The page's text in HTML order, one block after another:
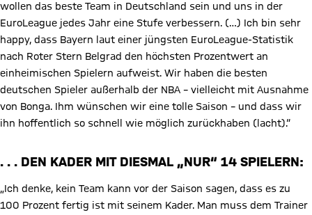
wollen das beste Team in Deutschland sein und uns in der
EuroLeague jedes Jahr eine Stufe verbessern. (…) Ich bin sehr
happy, dass Bayern laut einer jüngsten EuroLeague-Statistik
nach Roter Stern Belgrad den höchsten Prozentwert an
einheimischen Spielern aufweist. Wir haben die besten
deutschen Spieler außerhalb der NBA – vielleicht mit Ausnahme
von Bonga. Ihm wünschen wir eine tolle Saison – und dass wir
ihn hoffentlich so schnell wie möglich zurückhaben (lacht).“
. . . DEN KADER MIT DIESMAL „NUR“ 14 SPIELERN:
„Ich denke, kein Team kann vor der Saison sagen, dass es zu
100 Prozent fertig ist mit seinem Kader. Man muss dem Trainer